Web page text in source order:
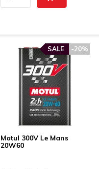
Motul 300V Le Mans
20W60
-20%
SALE